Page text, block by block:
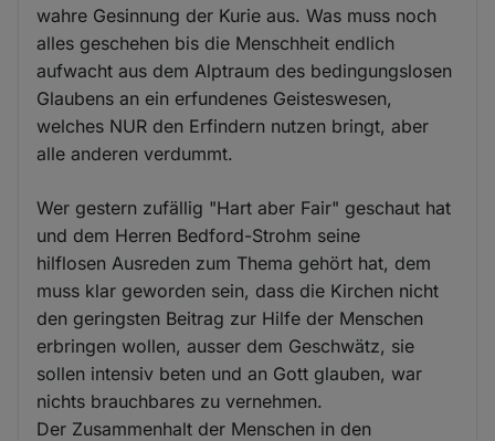
wahre Gesinnung der Kurie aus. Was muss noch
alles geschehen bis die Menschheit endlich
aufwacht aus dem Alptraum des bedingungslosen
Glaubens an ein erfundenes Geisteswesen,
welches NUR den Erfindern nutzen bringt, aber
alle anderen verdummt.
Wer gestern zufällig "Hart aber Fair" geschaut hat
und dem Herren Bedford-Strohm seine
hilflosen Ausreden zum Thema gehört hat, dem
muss klar geworden sein, dass die Kirchen nicht
den geringsten Beitrag zur Hilfe der Menschen
erbringen wollen, ausser dem Geschwätz, sie
sollen intensiv beten und an Gott glauben, war
nichts brauchbares zu vernehmen.
Der Zusammenhalt der Menschen in den